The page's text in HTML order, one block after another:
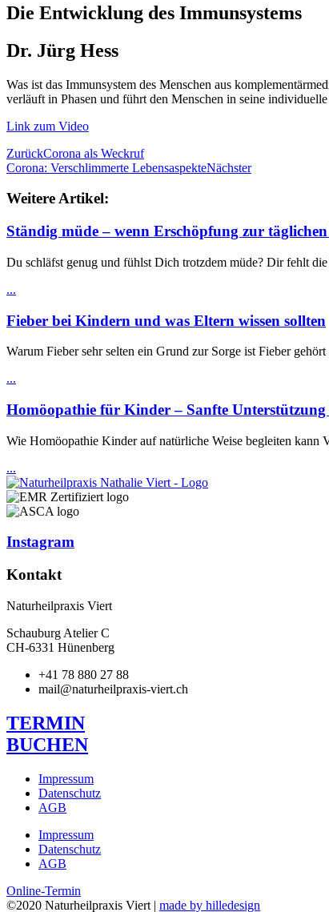
Die Entwicklung des Immunsystems
Dr. Jürg Hess
Was ist das Immunsystem des Menschen aus
verläuft in Phasen und führt den Menschen in seine
Link zum Video
ZurückCorona als Weckruf
Corona: Verschlimmerte LebensaspekteNächster
Weitere Artikel:
Ständig müde – wenn Erschöpfung zur
Du schläfst genug und fühlst Dich trotzdem müde? Dir fehlt
...
Fieber bei Kindern und was Eltern wissen sollten
Warum Fieber sehr selten ein Grund zur Sorge ist Fieber
...
Homöopathie für Kinder – Sanfte Unterstützung
Wie Homöopathie Kinder auf natürliche Weise begleiten
...
Instagram
Kontakt
Naturheilpraxis Viert
Schauburg Atelier C
CH-6331 Hünenberg
+41 78 880 27 88
mail@naturheilpraxis-viert.ch
TERMIN
BUCHEN
Impressum
Datenschutz
AGB
Impressum
Datenschutz
AGB
Online-Termin
©2020 Naturheilpraxis Viert | made by hilledesign